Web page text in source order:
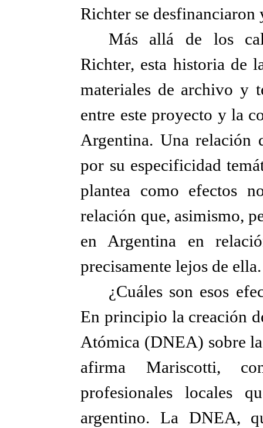
Richter se desfinanciaron
Más allá de los
Richter, esta historia de
materiales de archivo y
entre este proyecto y la
Argentina. Una relación
por su especificidad
plantea como efectos
relación que, asimismo,
en Argentina en
precisamente lejos de ella.
¿Cuáles son esos
En principio la creación
Atómica (DNEA) sobre
afirma Mariscotti,
profesionales locales
argentino. La DNEA,